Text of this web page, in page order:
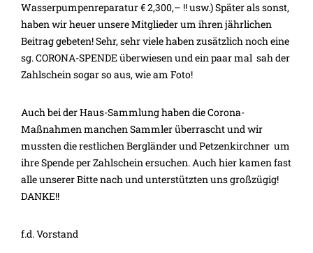
Wasserpumpenreparatur € 2,300,– !! usw.) Später als sonst,
haben wir heuer unsere Mitglieder um ihren jährlichen
Beitrag gebeten! Sehr, sehr viele haben zusätzlich noch eine
sg. CORONA-SPENDE überwiesen und ein paar mal sah der
Zahlschein sogar so aus, wie am Foto!
Auch bei der Haus-Sammlung haben die Corona-
Maßnahmen manchen Sammler überrascht und wir
mussten die restlichen Bergländer und Petzenkirchner um
ihre Spende per Zahlschein ersuchen. Auch hier kamen fast
alle unserer Bitte nach und unterstützten uns großzügig!
DANKE!!
f.d. Vorstand